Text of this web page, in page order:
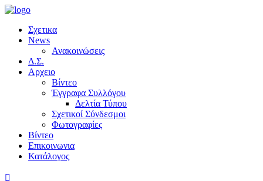
Σχετικα
News
Ανακοινώσεις
Δ.Σ.
Αρχειο
Βίντεο
Έγγραφα Συλλόγου
Δελτία Τύπου
Σχετικοί Σύνδεσμοι
Φωτογραφίες
Βίντεο
Επικοινωνια
Κατάλογος